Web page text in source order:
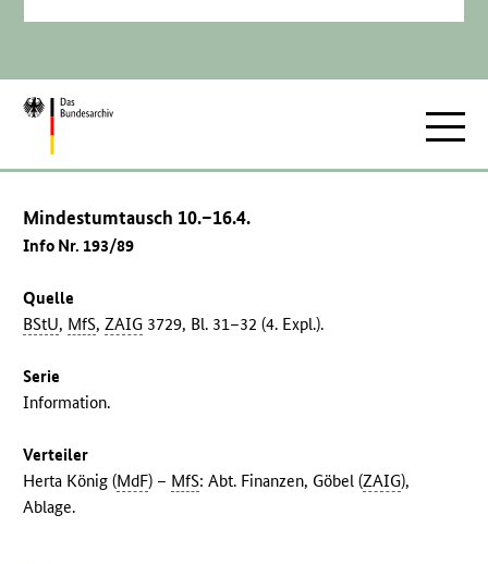
Zur
Mindestumtausch 10.–16.4.
Info Nr. 193/89
Quelle
BStU, MfS,ZAIG 3729, Bl. 31–32 (4. Expl.).
Serie
Information.
Verteiler
Herta König (MdF) – MfS: Abt. Finanzen, Göbel (ZAIG),
Ablage.